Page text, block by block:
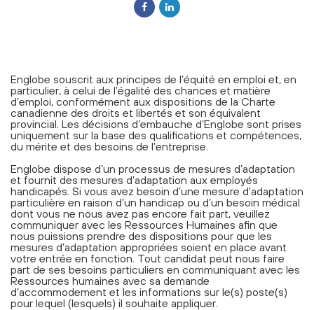
Englobe souscrit aux principes de l’équité en emploi et, en
particulier, à celui de l’égalité des chances et matière
d’emploi, conformément aux dispositions de la Charte
canadienne des droits et libertés et son équivalent
provincial. Les décisions d’embauche d’Englobe sont prises
uniquement sur la base des qualifications et compétences,
du mérite et des besoins de l’entreprise.
Englobe dispose d’un processus de mesures d’adaptation
et fournit des mesures d’adaptation aux employés
handicapés. Si vous avez besoin d’une mesure d'adaptation
particulière en raison d’un handicap ou d’un besoin médical
dont vous ne nous avez pas encore fait part, veuillez
communiquer avec les Ressources Humaines afin que
nous puissions prendre des dispositions pour que les
mesures d’adaptation appropriées soient en place avant
votre entrée en fonction. Tout candidat peut nous faire
part de ses besoins particuliers en communiquant avec les
Ressources humaines avec sa demande
d’accommodement et les informations sur le(s) poste(s)
pour lequel (lesquels) il souhaite appliquer.